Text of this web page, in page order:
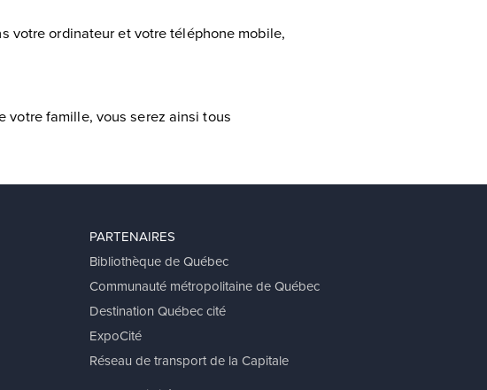
votre ordinateur et votre téléphone mobile,
votre famille, vous serez ainsi tous
PARTENAIRES
Bibliothèque de Québec
Communauté métropolitaine de Québec
Destination Québec cité
ExpoCité
Réseau de transport de la Capitale